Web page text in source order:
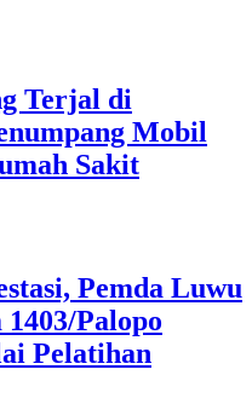
Terjal di
Mobil
Sakit
Pemda Luwu
Palopo
Pelatihan